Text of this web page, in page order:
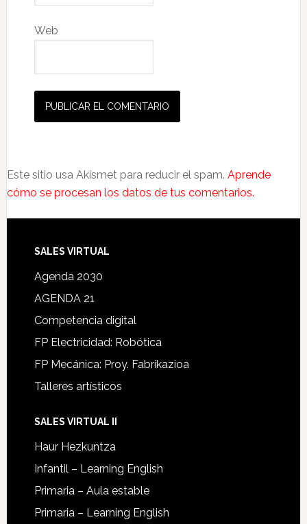
Web
Este sitio usa Akismet para reducir el spam. Aprende
cómo se procesan los datos de tus comentarios.
SALES VIRTUAL
Agenda 2030
AGENDA 21
Competencia digital
FP Electricidad: Robótica
FP Mecánica: Proy. Fabrikazioa
Talleres artísticos
SALES VIRTUAL II
Haur Hezkuntza
Infantil – Learning English
Primaria – Aula estable
Primaria – Learning English